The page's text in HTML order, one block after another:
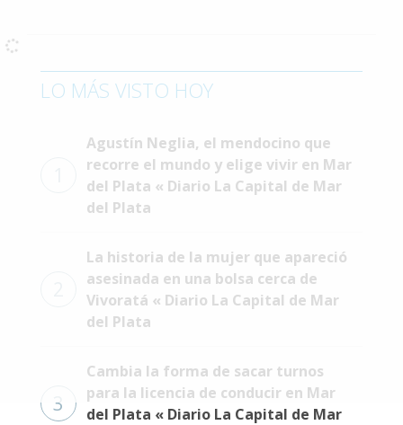
La
Ciudad
Espectáculos
Clasificados
Fúnebres
LO MÁS VISTO HOY
Agustín Neglia, el mendocino que
recorre el mundo y elige vivir en Mar
del Plata « Diario La Capital de Mar
del Plata
La historia de la mujer que apareció
asesinada en una bolsa cerca de
Vivoratá « Diario La Capital de Mar
del Plata
3
Cambia la forma de sacar turnos
para la licencia de conducir en Mar
del Plata « Diario La Capital de Mar